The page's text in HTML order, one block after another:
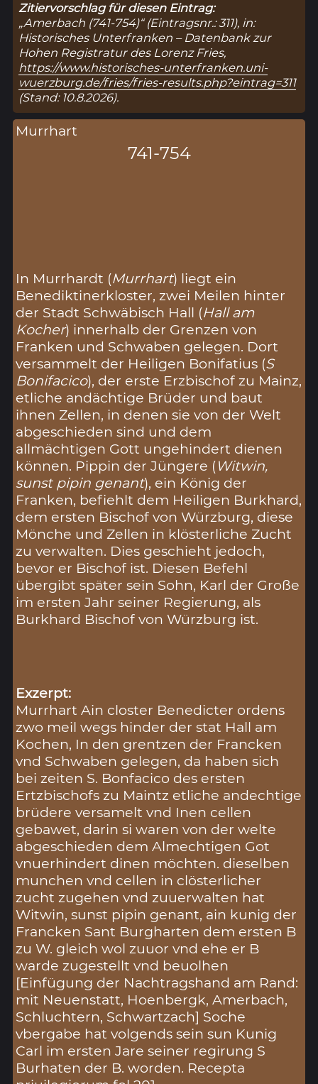
Zitiervorschlag für diesen Eintrag:
„Amerbach (741-754)“ (Eintragsnr.: 311), in:
Historisches Unterfranken – Datenbank zur
Hohen Registratur des Lorenz Fries,
https://www.historisches-unterfranken.uni-
wuerzburg.de/fries/fries-results.php?eintrag=311
(Stand: 10.8.2026).
Murrhart
741-754
In Murrhardt (Murrhart) liegt ein
Benediktinerkloster, zwei Meilen hinter
der Stadt Schwäbisch Hall (Hall am
Kocher) innerhalb der Grenzen von
Franken und Schwaben gelegen. Dort
versammelt der Heiligen Bonifatius (S
Bonifacico), der erste Erzbischof zu Mainz,
etliche andächtige Brüder und baut
ihnen Zellen, in denen sie von der Welt
abgeschieden sind und dem
allmächtigen Gott ungehindert dienen
können. Pippin der Jüngere (Witwin,
sunst pipin genant), ein König der
Franken, befiehlt dem Heiligen Burkhard,
dem ersten Bischof von Würzburg, diese
Mönche und Zellen in klösterliche Zucht
zu verwalten. Dies geschieht jedoch,
bevor er Bischof ist. Diesen Befehl
übergibt später sein Sohn, Karl der Große
im ersten Jahr seiner Regierung, als
Burkhard Bischof von Würzburg ist.
Exzerpt:
Murrhart Ain closter Benedicter ordens
zwo meil wegs hinder der stat Hall am
Kochen, In den grentzen der Francken
vnd Schwaben gelegen, da haben sich
bei zeiten S. Bonfacico des ersten
Ertzbischofs zu Maintz etliche andechtige
brüdere versamelt vnd Inen cellen
gebawet, darin si waren von der welte
abgeschieden dem Almechtigen Got
vnuerhindert dinen möchten. dieselben
munchen vnd cellen in clösterlicher
zucht zugehen vnd zuuerwalten hat
Witwin, sunst pipin genant, ain kunig der
Francken Sant Burgharten dem ersten B
zu W. gleich wol zuuor vnd ehe er B
warde zugestellt vnd beuolhen
[Einfügung der Nachtragshand am Rand:
mit Neuenstatt, Hoenbergk, Amerbach,
Schluchtern, Schwartzach] Soche
vbergabe hat volgends sein sun Kunig
Carl im ersten Jare seiner regirung S
Burhaten der B. worden. Recepta